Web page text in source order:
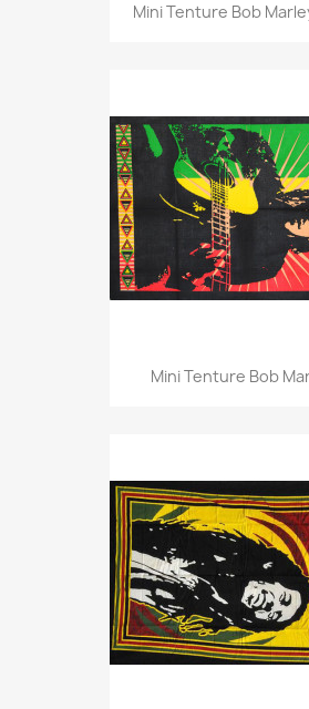
Mini Tenture Bob
Mini Tenture Bob